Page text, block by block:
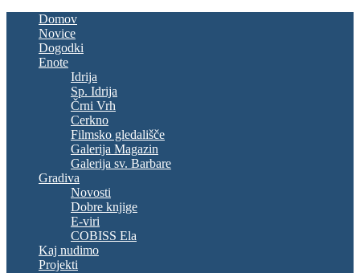
Domov
Novice
Dogodki
Enote
Idrija
Sp. Idrija
Črni Vrh
Cerkno
Filmsko gledališče
Galerija Magazin
Galerija sv. Barbare
Gradiva
Novosti
Dobre knjige
E-viri
COBISS Ela
Kaj nudimo
Projekti